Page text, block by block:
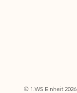
© 1.WS Einheit 2026